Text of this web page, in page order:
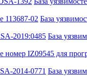
113687-02 База
2019:0485 База
номер IZ09545 для
2014-0771 База